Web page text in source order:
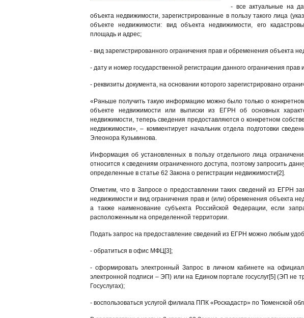
- все актуальные на
объекта недвижимости, зарегистрированные в пользу такого лица
объекте недвижимости: вид объекта недвижимости, его
площадь и адрес;
- вид зарегистрированного ограничения прав и обременения объекта
- дату и номер государственной регистрации данного ограничения
- реквизиты документа, на основании которого зарегистрировано
«Раньше получить такую информацию можно было только о
объекте недвижимости или выписки из ЕГРН об основных
недвижимости, теперь сведения предоставляются о конкретном
недвижимости», – комментирует начальник отдела подготовки
Элеонора Кузьминова.
Информация об установленных в пользу отдельного лица
относится к сведениям ограниченного доступа, поэтому запросить
определенные в статье 62 Закона о регистрации недвижимости[2].
Отметим, что в Запросе о предоставлении таких сведений из ЕГРН
недвижимости и вид ограничения прав и (или) обременения объекта
а также наименование субъекта Российской Федерации, если
расположенным на определенной территории.
Подать запрос на предоставление сведений из ЕГРН можно любым
- обратиться в офис МФЦ[3];
- сформировать электронный Запрос в личном кабинете на
электронной подписи – ЭП) или на Едином портале госуслуг[5] (ЭП не
Госуслугах);
- воспользоваться услугой филиала ППК «Роскадастр» по Тюменской